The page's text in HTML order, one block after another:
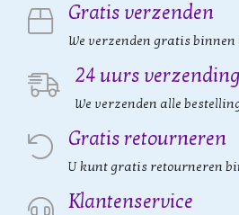
Gratis verzenden
We verzenden gratis binnen
24 uurs verzending
We verzenden alle
Gratis retourneren
U kunt gratis retourneren
Klantenservice